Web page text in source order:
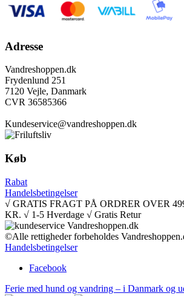
Adresse
Vandreshoppen.dk
Frydenlund 251
7120 Vejle, Danmark
CVR 36585366
Kundeservice@vandreshoppen.dk
Køb
Rabat
Handelsbetingelser
√ GRATIS FRAGT PÅ ORDRER OVER
KR. √ 1-5 Hverdage √ Gratis Retur
©Alle rettigheder forbeholdes
Handelsbetingelser
Facebook
Ferie med hund og vandring – i Danmark og